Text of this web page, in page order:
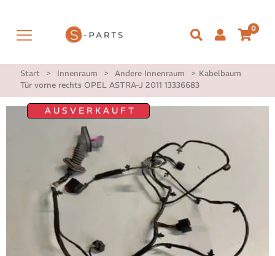
0
Start > Innenraum > Andere Innenraum > Kabelbaum
Tür vorne rechts OPEL ASTRA-J 2011 13336683
AUSVERKAUFT